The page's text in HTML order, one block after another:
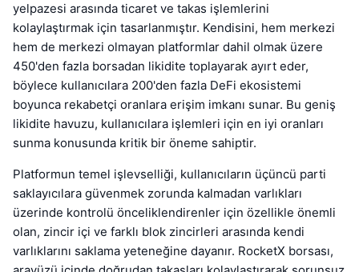
yelpazesi arasında ticaret ve takas işlemlerini
kolaylaştırmak için tasarlanmıştır. Kendisini, hem merkezi
hem de merkezi olmayan platformlar dahil olmak üzere
450'den fazla borsadan likidite toplayarak ayırt eder,
böylece kullanıcılara 200'den fazla DeFi ekosistemi
boyunca rekabetçi oranlara erişim imkanı sunar. Bu geniş
likidite havuzu, kullanıcılara işlemleri için en iyi oranları
sunma konusunda kritik bir öneme sahiptir.
Platformun temel işlevselliği, kullanıcıların üçüncü parti
saklayıcılara güvenmek zorunda kalmadan varlıkları
üzerinde kontrolü önceliklendirenler için özellikle önemli
olan, zincir içi ve farklı blok zincirleri arasında kendi
varlıklarını saklama yeteneğine dayanır. RocketX borsası,